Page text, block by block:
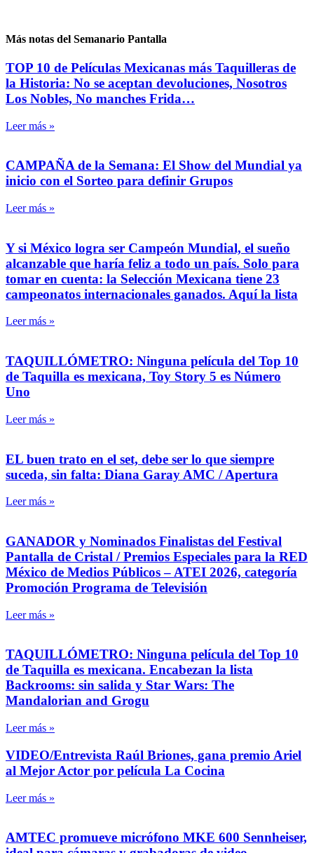
Más notas del Semanario Pantalla
TOP 10 de Películas Mexicanas más Taquilleras de
la Historia: No se aceptan devoluciones, Nosotros
Los Nobles, No manches Frida…
Leer más »
CAMPAÑA de la Semana: El Show del Mundial ya
inicio con el Sorteo para definir Grupos
Leer más »
Y si México logra ser Campeón Mundial, el sueño
alcanzable que haría feliz a todo un país. Solo para
tomar en cuenta: la Selección Mexicana tiene 23
campeonatos internacionales ganados. Aquí la lista
Leer más »
TAQUILLÓMETRO: Ninguna película del Top 10
de Taquilla es mexicana, Toy Story 5 es Número
Uno
Leer más »
EL buen trato en el set, debe ser lo que siempre
suceda, sin falta: Diana Garay AMC / Apertura
Leer más »
GANADOR y Nominados Finalistas del Festival
Pantalla de Cristal / Premios Especiales para la RED
México de Medios Públicos – ATEI 2026, categoría
Promoción Programa de Televisión
Leer más »
TAQUILLÓMETRO: Ninguna película del Top 10
de Taquilla es mexicana. Encabezan la lista
Backrooms: sin salida y Star Wars: The
Mandalorian and Grogu
Leer más »
VIDEO/Entrevista Raúl Briones, gana premio Ariel
al Mejor Actor por película La Cocina
Leer más »
AMTEC promueve micrófono MKE 600 Sennheiser,